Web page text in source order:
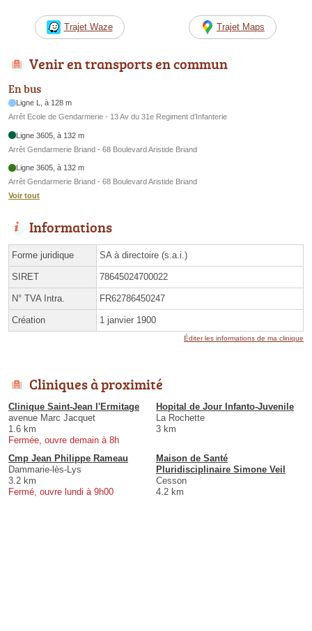
Trajet Waze Trajet Maps
Venir en transports en commun
En bus
Ligne L, à 128 m
Arrêt Ecole de Gendarmerie - 13 Av du 31e Regiment d’Infanterie
Ligne 3605, à 132 m
Arrêt Gendarmerie Briand - 68 Boulevard Aristide Briand
Ligne 3605, à 132 m
Arrêt Gendarmerie Briand - 68 Boulevard Aristide Briand
Voir tout
Informations
Forme juridique SA à directoire (s.a.i.)
SIRET 78645024700022
N° TVA Intra. FR62786450247
Création 1 janvier 1900
Éditer les informations de ma clinique
Cliniques à proximité
Clinique Saint-Jean l'Ermitage
avenue Marc Jacquet
1.6 km
Fermée, ouvre demain à 8h
Hopital de Jour Infanto-Juvenile
La Rochette
3 km
Cmp Jean Philippe Rameau
Dammarie-lès-Lys
3.2 km
Fermé, ouvre lundi à 9h00
Maison de Santé
Pluridisciplinaire Simone Veil
Cesson
4.2 km